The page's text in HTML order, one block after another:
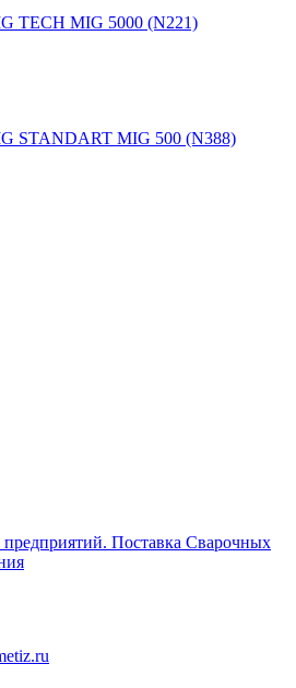
TECH MIG 5000 (N221)
STANDART MIG 500 (N388)
Поставка Сварочных